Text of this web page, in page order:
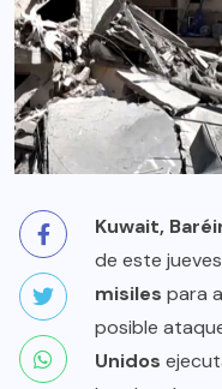
Kuwait,
de este
misiles para
posible
Unidos